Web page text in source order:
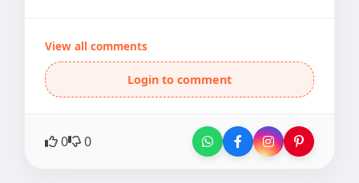
View all comments
Login to comment
0 0